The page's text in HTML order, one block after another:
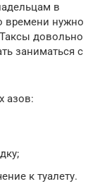
в
времени нужно
довольно
заниматься с
азов:
к туалету.